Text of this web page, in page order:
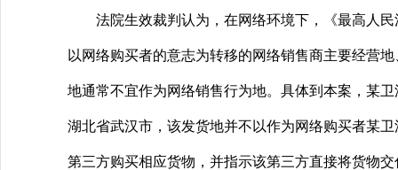
法院生效裁判认为，在网络环境下，《最高人民
以网络购买者的意志为转移的网络销售商主要经营
地通常不宜作为网络销售行为地。具体到本案，某
湖北省武汉市，该发货地并不以作为网络购买者某
第三方购买相应货物，并指示该第三方直接将货物